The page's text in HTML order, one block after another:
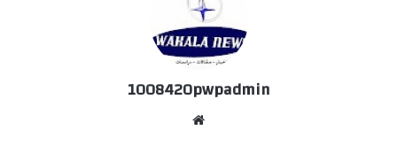
1008420pwpadmin